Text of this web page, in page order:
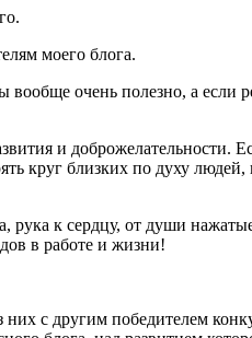
моего блога.
очень полезно, а если
и доброжелательности.
круг близких по духу людей,
к сердцу, от души
в работе и жизни!
с другим победителем